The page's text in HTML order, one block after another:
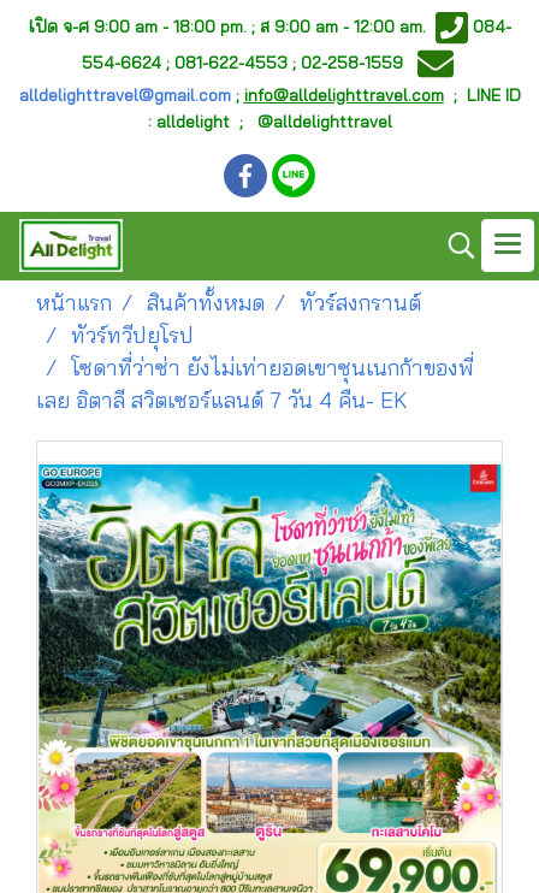
เปิด จ-ศ 9:00 am - 18:00 pm. ; ส 9:00 am - 12:00 am.
084-
554-6624 ; 081-622-4553 ; 02-258-1559
alldelighttravel@gmail.com; info@alldelighttravel.com; LINE ID
: alldelight ; @alldelighttravel
หน้าแรก สินค้าทั้งหมด
ทัวร์สงกรานต์
ทัวร์ทวีปยุโรป
โซดาที่ว่าซ่า ยังไม่เท่ายอดเขาซุนเนกก้าของพี่
เลย อิตาลี สวิตเซอร์แลนด์ 7 วัน 4 คืน- EK